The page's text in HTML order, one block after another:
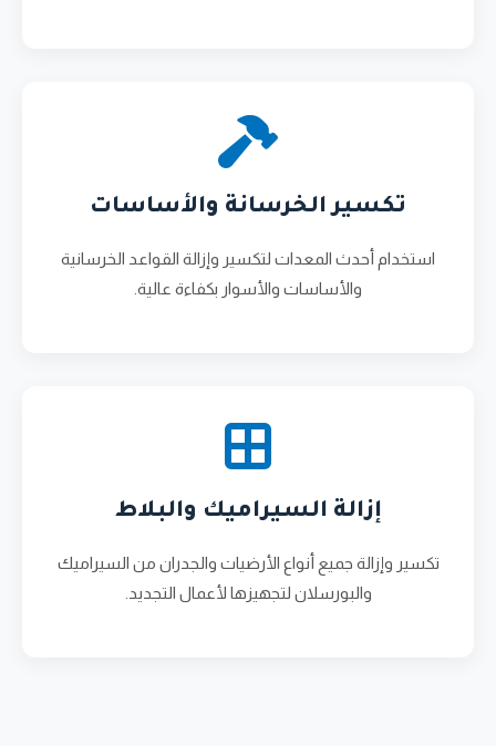
تكسير الخرسانة والأساسات
استخدام أحدث المعدات لتكسير وإزالة القواعد الخرسانية
والأساسات والأسوار بكفاءة عالية.
إزالة السيراميك والبلاط
تكسير وإزالة جميع أنواع الأرضيات والجدران من السيراميك
والبورسلان لتجهيزها لأعمال التجديد.